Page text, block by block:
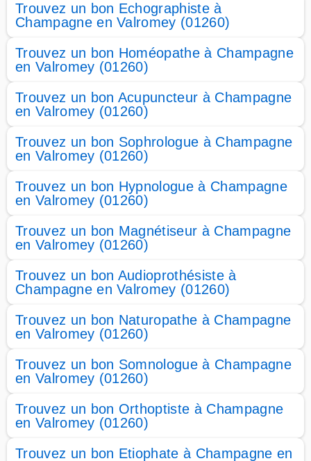
Trouvez un bon Echographiste à
Champagne en Valromey (01260)
Trouvez un bon Homéopathe à Champagne
en Valromey (01260)
Trouvez un bon Acupuncteur à Champagne
en Valromey (01260)
Trouvez un bon Sophrologue à Champagne
en Valromey (01260)
Trouvez un bon Hypnologue à Champagne
en Valromey (01260)
Trouvez un bon Magnétiseur à Champagne
en Valromey (01260)
Trouvez un bon Audioprothésiste à
Champagne en Valromey (01260)
Trouvez un bon Naturopathe à Champagne
en Valromey (01260)
Trouvez un bon Somnologue à Champagne
en Valromey (01260)
Trouvez un bon Orthoptiste à Champagne
en Valromey (01260)
Trouvez un bon Etiophate à Champagne en